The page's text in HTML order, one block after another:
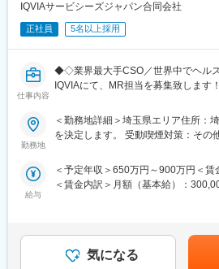
IQVIAサービシーズジャパン合同会社
正社員 5名以上採用
仕事内容
◆◇業界最大手CSO／世界中でヘル
IQVIAにて、MR担当を募集致します
【具体的な業務詳細】
いただきます。
・担当エリアの訪問医療施設のター
・医療従事者向けの説明会の企画・
ーション推進のための研究会・勉強
勤務地
＜勤務地詳細＞埼玉県エリア住所：
を決定します。 受動喫煙対策：その
給与
＜予定年収＞650万円～900万円＜
＜賃金内訳＞月額（基本給）：
ジェクト稼働手当(35,000円)、外勤
間以上）■変動賞与制（6月・12月・
気になる